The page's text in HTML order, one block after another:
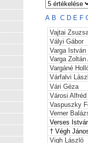
A BC D E F
Vajtai
Vályi Gábor
Varga István
Varga Zoltán
Vargáné
Várfalvi
Vári Géza
Városi Alfréd
Vaspuszky
Verner
Verses
† Végh
Vigh László